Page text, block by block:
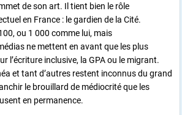
de son art. Il tient bien le rôle
en France : le gardien de la Cité.
ou 1 000 comme lui, mais
ne mettent en avant que les plus
l’écriture inclusive, la GPA ou le migrant.
et tant d’autres restent inconnus du grand
le brouillard de médiocrité que les
en permanence.